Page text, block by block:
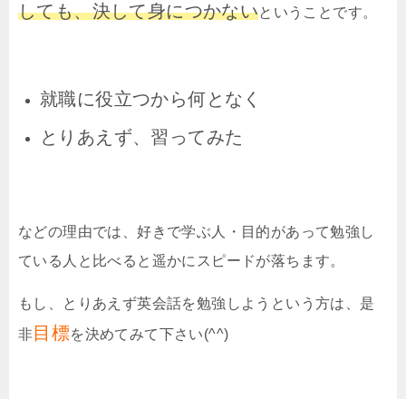
しても、決して身につかないということです。
就職に役立つから何となく
とりあえず、習ってみた
などの理由では、好きで学ぶ人・目的があって勉強し
ている人と比べると遥かにスピードが落ちます。
もし、とりあえず英会話を勉強しようという方は、是
非 目標を決めてみて下さい(^^)